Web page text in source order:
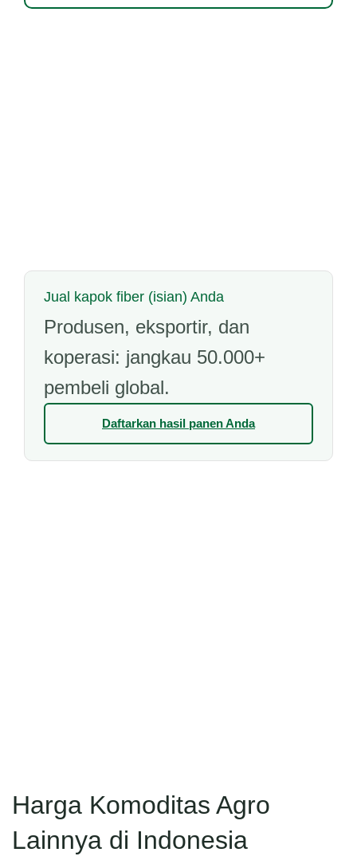
Jual kapok fiber (isian) Anda
Produsen, eksportir, dan
koperasi: jangkau 50.000+
pembeli global.
Daftarkan hasil panen Anda
Harga Komoditas Agro
Lainnya di Indonesia